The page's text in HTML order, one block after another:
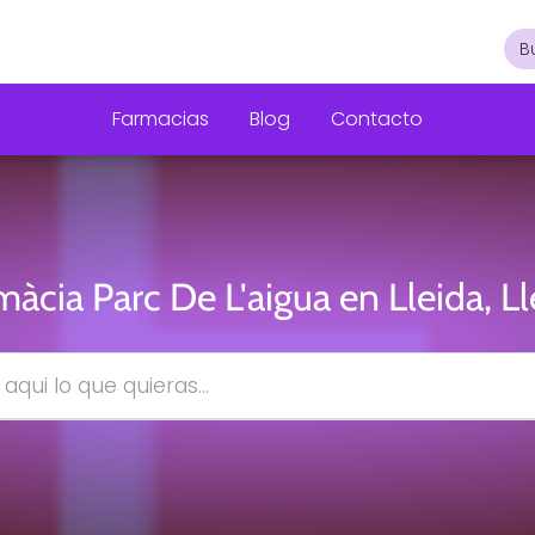
Farmacias Blog Contacto
Parc De L'aigua en Lleida,